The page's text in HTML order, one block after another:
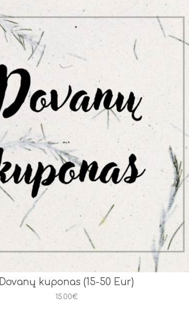
Dovanų kuponas (15-50 Eur)
15.00€